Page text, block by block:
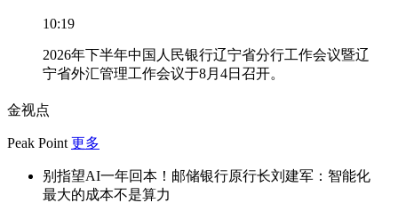
10:19
2026年下半年中国人民银行辽宁省分行工作会议暨辽
宁省外汇管理工作会议于8月4日召开。
金视点
Peak Point 更多
别指望AI一年回本！邮储银行原行长刘建军：智能化
最大的成本不是算力